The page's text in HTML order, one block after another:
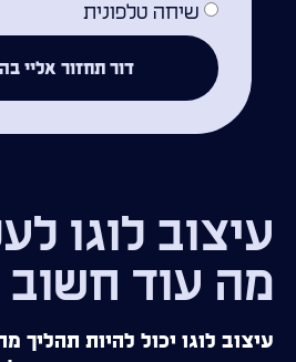
שיחה טלפונית
דור תחזור אליי
עיצוב לוגו
מה עוד
עיצוב לוגו יכול להיות תהליך